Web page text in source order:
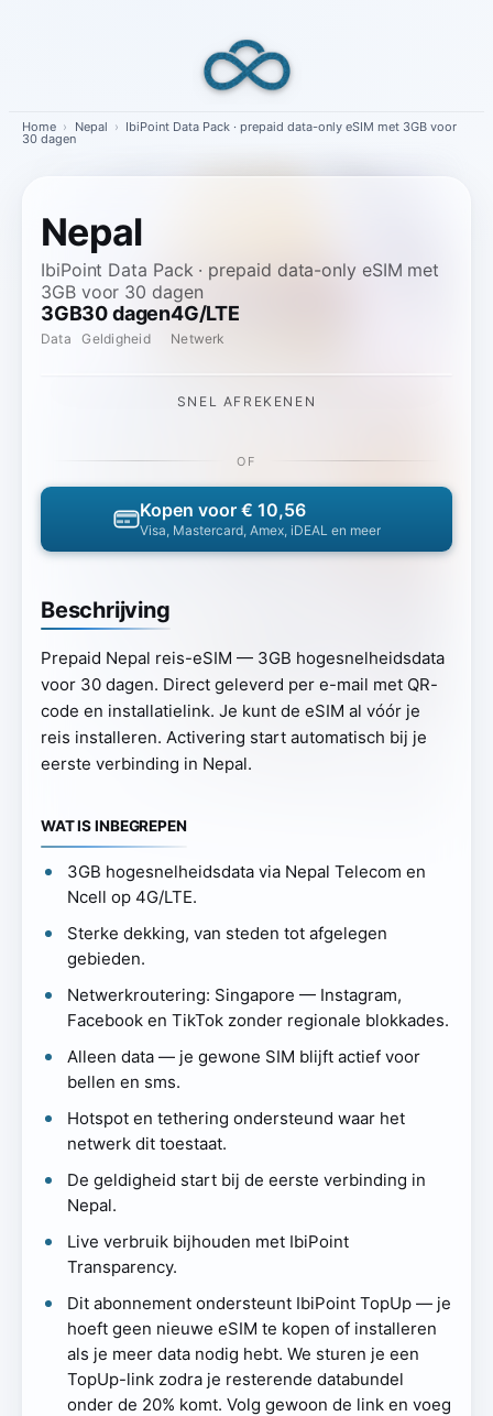
Home › Nepal › IbiPoint Data Pack · prepaid data-only eSIM met 3GB voor
30 dagen
Nepal
IbiPoint Data Pack · prepaid data-only eSIM met
3GB voor 30 dagen
3GB
Data
30 dagen
Geldigheid
4G/LTE
Netwerk
Beschrijving
Prepaid Nepal reis-eSIM — 3GB hogesnelheidsdata
voor 30 dagen. Direct geleverd per e-mail met QR-
code en installatielink. Je kunt de eSIM al vóór je
reis installeren. Activering start automatisch bij je
eerste verbinding in Nepal.
WAT IS INBEGREPEN
3GB hogesnelheidsdata via Nepal Telecom en
Ncell op 4G/LTE.
Sterke dekking, van steden tot afgelegen
gebieden.
Netwerkroutering: Singapore — Instagram,
Facebook en TikTok zonder regionale blokkades.
Alleen data — je gewone SIM blijft actief voor
bellen en sms.
Hotspot en tethering ondersteund waar het
netwerk dit toestaat.
De geldigheid start bij de eerste verbinding in
Nepal.
Live verbruik bijhouden met IbiPoint
Transparency.
Dit abonnement ondersteunt IbiPoint TopUp — je
hoeft geen nieuwe eSIM te kopen of installeren
als je meer data nodig hebt. We sturen je een
TopUp-link zodra je resterende databundel
onder de 20% komt. Volg gewoon de link en voeg
SNEL AFREKENEN
OF
Kopen voor € 10,56
Visa, Mastercard, Amex, iDEAL en meer